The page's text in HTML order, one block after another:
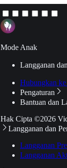
Mode Anak
Langganan
Hubungkan
Pengaturan
Bantuan dan
Hak Cipta ©2026
Langganan dan
Langganan
Langganan